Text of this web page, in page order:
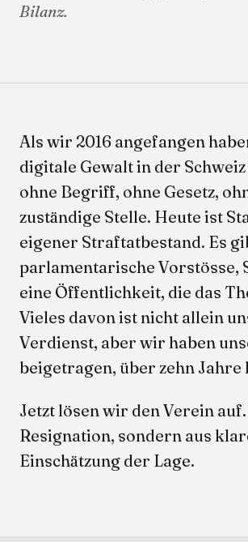
Bilanz.
Als wir 2016 angefangen
digitale Gewalt in der
ohne Begriff, ohne Gesetz,
zuständige Stelle. Heute ist
eigener Straftatbestand. Es
parlamentarische Vorstösse,
eine Öffentlichkeit, die das
Vieles davon ist nicht allein
Verdienst, aber wir haben
beigetragen, über zehn Jahre
Jetzt lösen wir den Verein
Resignation, sondern aus
Einschätzung der Lage.